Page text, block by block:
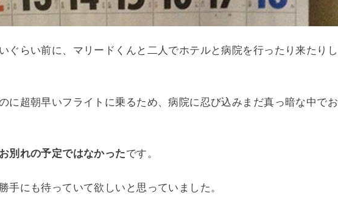
ぐらい前に、マリードくんと二人でホテルと病院を行ったり来たりし
に超朝早いフライトに乗るため、病院に忍び込みまだ真っ暗な中でお
別れの予定ではなかったです。
手にも待っていて欲しいと思っていました。